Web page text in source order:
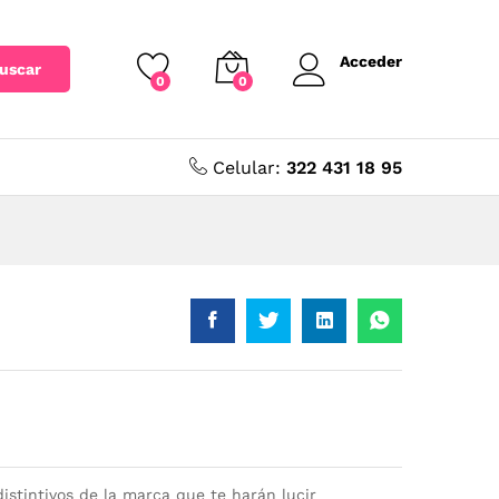
0 0
Acceder
Celular: 322 431 18 95
de la marca que te harán lucir